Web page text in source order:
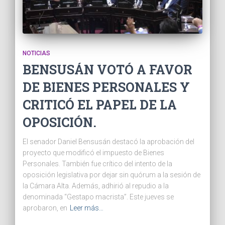
NOTICIAS
BENSUSÁN VOTÓ A FAVOR
DE BIENES PERSONALES Y
CRITICÓ EL PAPEL DE LA
OPOSICIÓN.
El senador Daniel Bensusán destacó la aprobación del
proyecto que modificó el impuesto de Bienes
Personales. También fue crítico del intento de la
oposición legislativa por dejar sin quórum a la sesión de
la Cámara Alta. Además, adhirió al repudio a la
denominada “Gestapo macrista”. Este jueves se
aprobaron, en
Leer más…